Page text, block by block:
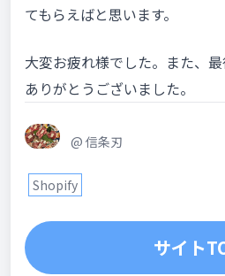
てもらえばと思います。
大変お疲れ様でした。また、
ありがとうございました。
@ 信条刃
Shopify
サイト